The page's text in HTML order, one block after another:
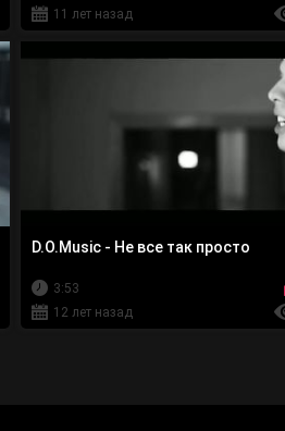
11 лет назад
D.O.Music - Не все так просто
3:53
12 лет назад